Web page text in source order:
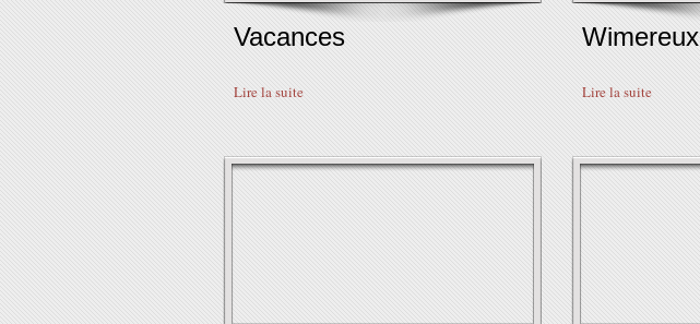
Vacances
Lire la suite
Wimereux
Lire la suite